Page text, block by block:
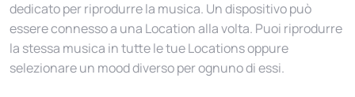
dedicato per riprodurre la musica. Un dispositivo può
essere connesso a una Location alla volta. Puoi riprodurre
la stessa musica in tutte le tue Locations oppure
selezionare un mood diverso per ognuno di essi.